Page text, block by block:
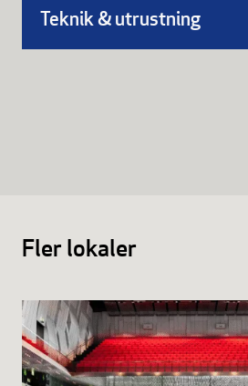
Teknik & utrustning
Fler lokaler